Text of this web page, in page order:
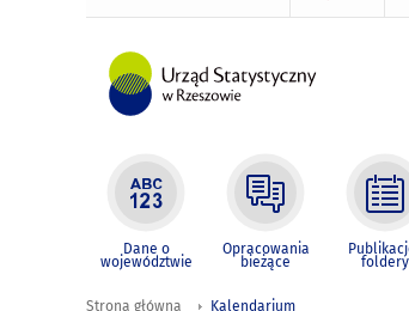
Dane o
województwie
Opracowania
bieżące foldery
Strona główna Kalendarium